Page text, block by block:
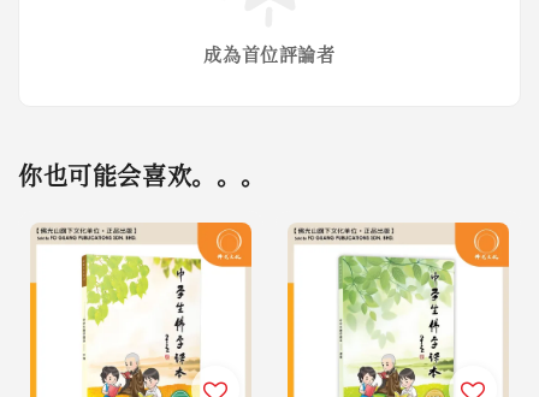
成為首位評論者
你也可能会喜欢。。。